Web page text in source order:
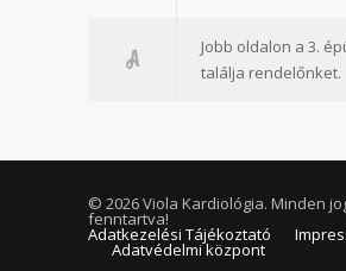
Jobb oldalon a 3.
találja rendelőnket.
© 2026 Viola Kardiológia. Minden
fenntartva!
Adatkezelési Tájékoztató
Adatvédelmi központ